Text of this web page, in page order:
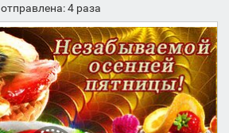
отправлена: 4 раза